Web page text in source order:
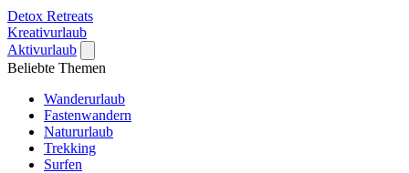
Detox Retreats
Kreativurlaub
Aktivurlaub
Beliebte Themen
Wanderurlaub
Fastenwandern
Natururlaub
Trekking
Surfen